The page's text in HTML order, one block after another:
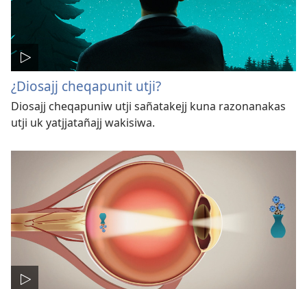
¿Diosajj cheqapunit utji?
Diosajj cheqapuniw utji sañatakejj kuna razonanakas
utji uk yatjjatañajj wakisiwa.